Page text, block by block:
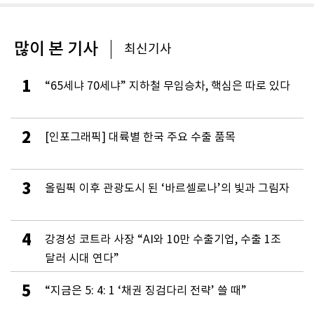
많이 본 기사 최신기사
1 “65세냐 70세냐” 지하철 무임승차, 핵심은 따로 있다
2 [인포그래픽] 대륙별 한국 주요 수출 품목
3 올림픽 이후 관광도시 된 ‘바르셀로나’의 빛과 그림자
4
강경성 코트라 사장 “AI와 10만 수출기업, 수출 1조
달러 시대 연다”
5 “지금은 5: 4: 1 ‘채권 징검다리 전략’ 쓸 때”